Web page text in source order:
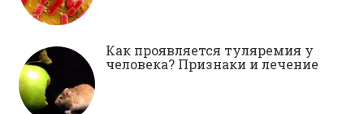
Как проявляется туляремия у
человека? Признаки и лечение